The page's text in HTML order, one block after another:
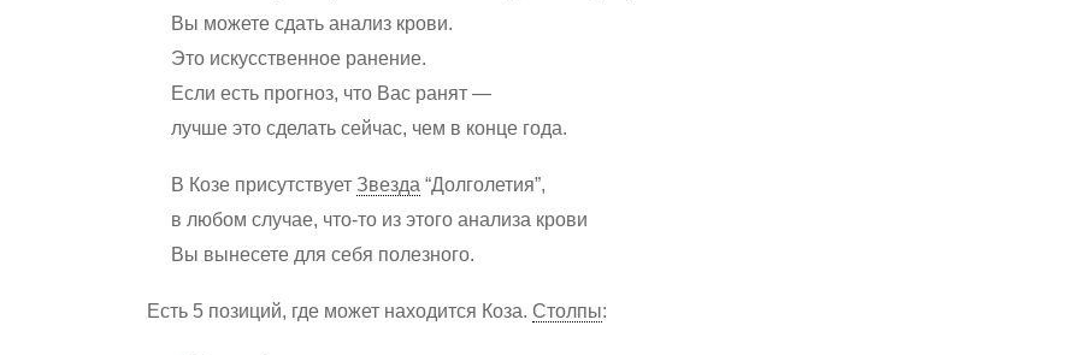
Вы можете сдать анализ крови.
Это искусственное ранение.
Если есть прогноз, что Вас ранят —
лучше это сделать сейчас, чем в конце года.
В Козе присутствует Звезда “Долголетия”,
в любом случае, что-то из этого анализа крови
Вы вынесете для себя полезного.
Есть 5 позиций, где может находится Коза. Столпы: